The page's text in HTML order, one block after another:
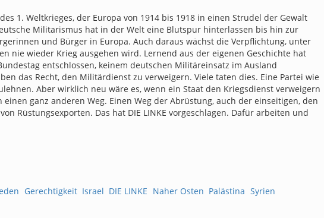
1. Weltkrieges, der Europa von 1914 bis 1918 in einen Strudel der Gewalt
Militarismus hat in der Welt eine Blutspur hinterlassen bis hin zur
und Bürger in Europa. Auch daraus wächst die Verpflichtung, unter
nie wieder Krieg ausgehen wird. Lernend aus der eigenen Geschichte hat
entschlossen, keinem deutschen Militäreinsatz im Ausland
das Recht, den Militärdienst zu verweigern. Viele taten dies. Eine Partei wie
Aber wirklich neu wäre es, wenn ein Staat den Kriegsdienst verweigern
ganz anderen Weg. Einen Weg der Abrüstung, auch der einseitigen, den
Rüstungsexporten. Das hat DIE LINKE vorgeschlagen. Dafür arbeiten und
Gerechtigkeit Israel DIE LINKE Naher Osten Palästina Syrien